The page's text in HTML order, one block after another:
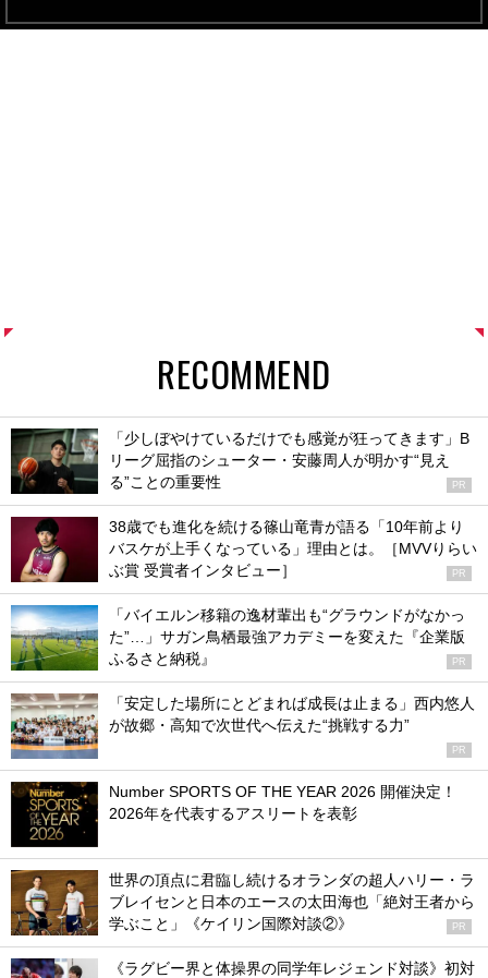
RECOMMEND
「少しぼやけているだけでも感覚が狂ってきます」B
リーグ屈指のシューター・安藤周人が明かす“見え
る”ことの重要性
PR
38歳でも進化を続ける篠山竜青が語る「10年前より
バスケが上手くなっている」理由とは。［MVVりらい
ぶ賞 受賞者インタビュー］
PR
「バイエルン移籍の逸材輩出も“グラウンドがなかっ
た”…」サガン鳥栖最強アカデミーを変えた『企業版
ふるさと納税』
PR
「安定した場所にとどまれば成長は止まる」西内悠人
が故郷・高知で次世代へ伝えた“挑戦する力”
PR
Number SPORTS OF THE YEAR 2026 開催決定！
2026年を代表するアスリートを表彰
世界の頂点に君臨し続けるオランダの超人ハリー・ラ
ブレイセンと日本のエースの太田海也「絶対王者から
学ぶこと」《ケイリン国際対談②》
PR
《ラグビー界と体操界の同学年レジェンド対談》初対